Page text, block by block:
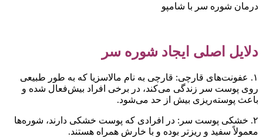
شوره سر با شامپو
اصلی ایجاد شوره سر
۱. عفونت‌های قارچی: قارچی به نام مالاسزیا که به طور طبیعی
پوست سر زندگی می‌کند، در برخی افراد بیش‌فعال شده و
پوسته‌ریزی بیش از حد می‌شود.
۲. خشکی پوست سر: در افرادی که پوست خشکی دارند، شوره‌ها
سفید و ریزتر بوده و با خارش همراه هستند.